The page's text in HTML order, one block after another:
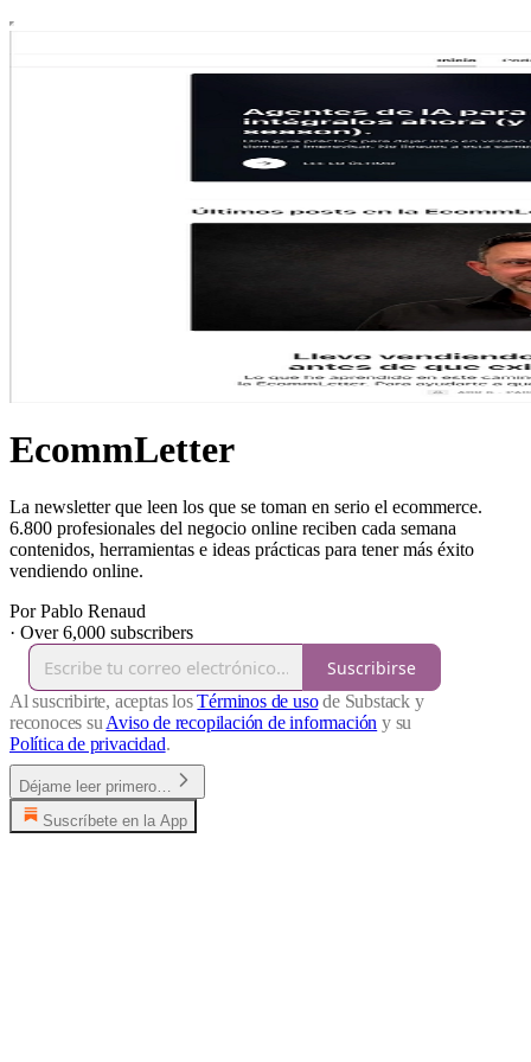
EcommLetter
La newsletter que leen los que se toman en serio el ecommerce.
6.800 profesionales del negocio online reciben cada semana
contenidos, herramientas e ideas prácticas para tener más éxito
vendiendo online.
Por Pablo Renaud
· Over 6,000 subscribers
Suscribirse
Al suscribirte, aceptas losTérminos de usode Substack y
reconoces suAviso de recopilación de información y su
Política de privacidad.
Déjame leer primero…
Suscríbete en la App